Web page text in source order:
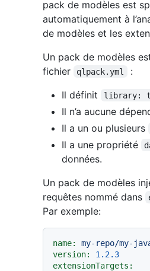
pack de modèles est
automatiquement à
de modèles et les
Un pack de modèles
fichier
qlpack.yml
:
Il définit
library:
Il n’a aucune
Il a un ou plusieurs
Il a une propriété
données.
Un pack de modèles
requêtes nommé dans
Par exemple:
name:
my-repo/my-
version:
1.2.3
extensionTargets: